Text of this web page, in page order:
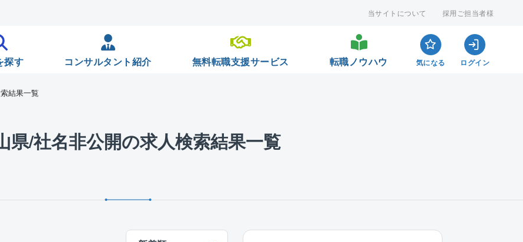
当サイトについて 採用ご担当者様
探す コンサルタント紹介 無料転職支援サービス 転職ノウハウ 気になる ログイン
県/社名非公開の求人検索結果一覧
結果一覧